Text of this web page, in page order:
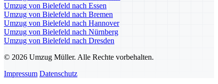
Umzug von Bielefeld nach Essen
Umzug von Bielefeld nach Bremen
Umzug von Bielefeld nach Hannover
Umzug von Bielefeld nach Nürnberg
Umzug von Bielefeld nach Dresden
© 2026 Umzug Müller. Alle Rechte vorbehalten.
Impressum Datenschutz